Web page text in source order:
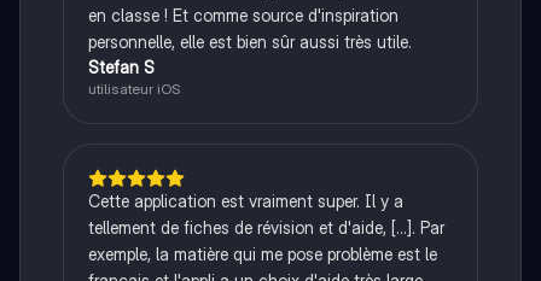
en classe ! Et comme source d'inspiration
personnelle, elle est bien sûr aussi très utile.
Stefan S
utilisateur iOS
Cette application est vraiment super. Il y a
tellement de fiches de révision et d'aide, [...]. Par
exemple, la matière qui me pose problème est le